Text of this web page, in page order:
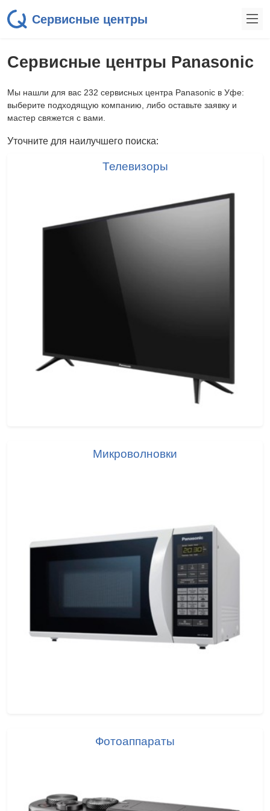
Сервисные центры
Сервисные центры Panasonic
Мы нашли для вас 232 сервисных центра Panasonic в Уфе:
выберите подходящую компанию, либо оставьте заявку и
мастер свяжется с вами.
Уточните для наилучшего поиска:
Телевизоры
Микроволновки
Фотоаппараты